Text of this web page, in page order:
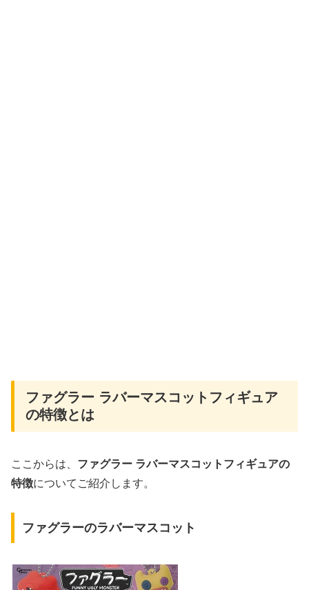
ファグラー ラバーマスコットフィギュア
の特徴とは
ここからは、 ファグラー ラバーマスコットフィギュアの
特徴についてご紹介します。
ファグラーのラバーマスコット